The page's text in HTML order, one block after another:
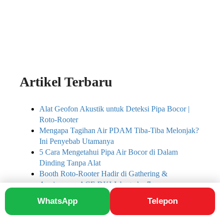
Artikel Terbaru
Alat Geofon Akustik untuk Deteksi Pipa Bocor |
Roto-Rooter
Mengapa Tagihan Air PDAM Tiba-Tiba Melonjak?
Ini Penyebab Utamanya
5 Cara Mengetahui Pipa Air Bocor di Dalam
Dinding Tanpa Alat
Booth Roto-Rooter Hadir di Gathering &
Anniversary ACE DKI Jakarta ke-7
Roto-Rooter Indonesia Hadiri Gathering &
Anniversary ACE DKI Jakarta ke-7 di Orchardz
Hotel Industri
WhatsApp Telepon